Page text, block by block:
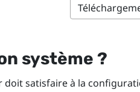
système ?
satisfaire à la